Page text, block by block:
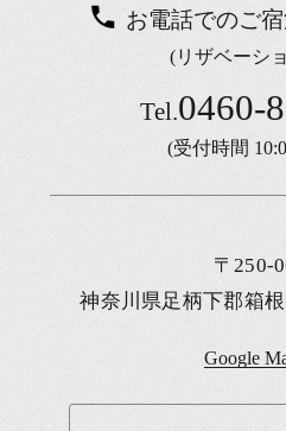
お電話でのご
(リザベーシ
Tel.0460-
(受付時間
〒250-
神奈川県足柄下郡箱
Google